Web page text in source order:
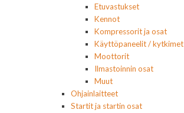
Etuvastukset
Kennot
Kompressorit ja osat
Käyttöpaneelit / kytkimet
Moottorit
Ilmastoinnin osat
Muut
Ohjainlaitteet
Startit ja startin osat